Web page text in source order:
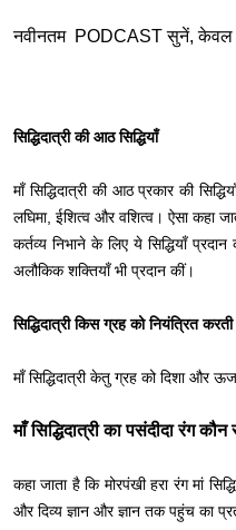
नवीनतम PODCAST सुनें, केवल
सिद्धिदात्री की आठ सिद्धियाँ
माँ सिद्धिदात्री की आठ प्रकार की
लघिमा, ईशित्व और वशित्व। ऐसा कहा
कर्तव्य निभाने के लिए ये सिद्धियाँ
अलौकिक शक्तियाँ भी प्रदान कीं।
सिद्धिदात्री किस ग्रह को नियंत्रित
माँ सिद्धिदात्री केतु ग्रह को दिशा और
माँ सिद्धिदात्री का पसंदीदा रंग कौन
कहा जाता है कि मोरपंखी हरा रंग मां
और दिव्य ज्ञान और ज्ञान तक पहुंच का